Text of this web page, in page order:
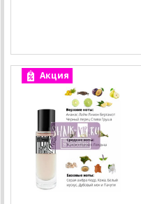
Акция